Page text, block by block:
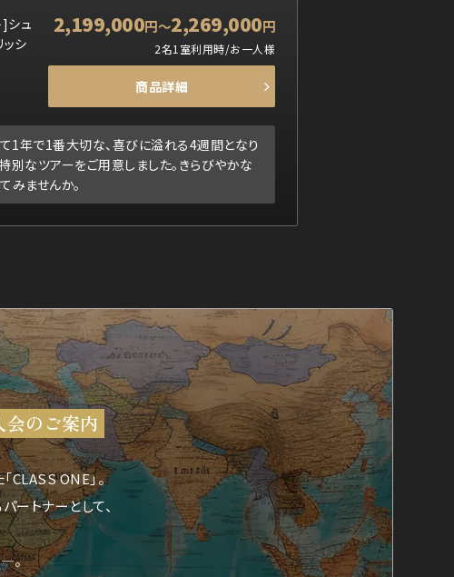
]シュ
シ
2,199,000円～2,269,000円
2名1室利用時/お一人様
商品詳細
1年で1番大切な、喜びに溢れる4週間となり
別なツアーをご用意しました。きらびやかな
みませんか。
のご案内
CLASS ONE」。
ートナーとして、
。